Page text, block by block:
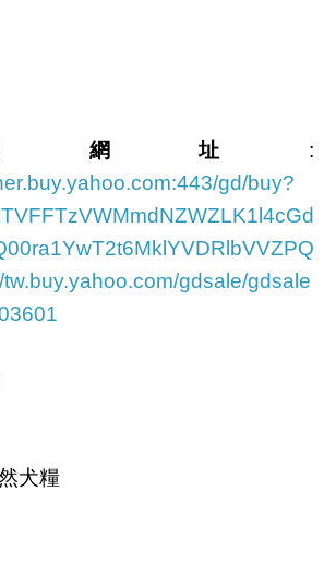
網址 :
gd/buy?
gdsale/gdsale
犬糧